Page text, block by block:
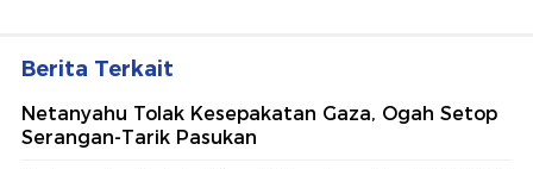
Berita Terkait
Netanyahu Tolak Kesepakatan Gaza, Ogah Setop
Serangan-Tarik Pasukan